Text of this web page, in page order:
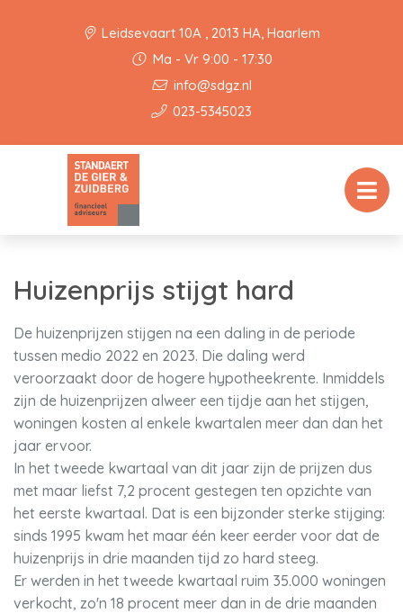
Leidsevaart 10A , 2013 HA, Haarlem
Ma - Vr 9:00 - 17:30
info@sdgz.nl
023-5345023
Huizenprijs stijgt hard
De huizenprijzen stijgen na een daling in de periode
tussen medio 2022 en 2023. Die daling werd
veroorzaakt door de hogere hypotheekrente. Inmiddels
zijn de huizenprijzen alweer een tijdje aan het stijgen,
woningen kosten al enkele kwartalen meer dan dan het
jaar ervoor.
In het tweede kwartaal van dit jaar zijn de prijzen dus
met maar liefst 7,2 procent gestegen ten opzichte van
het eerste kwartaal. Dat is een bijzonder sterke stijging:
sinds 1995 kwam het maar één keer eerder voor dat de
huizenprijs in drie maanden tijd zo hard steeg.
Er werden in het tweede kwartaal ruim 35.000 woningen
verkocht, zo'n 18 procent meer dan in de drie maanden